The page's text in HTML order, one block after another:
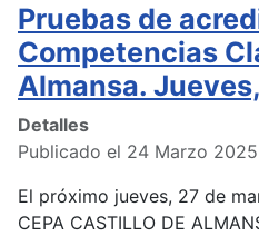
Pruebas de
Competencias
Almansa.
Detalles
Publicado el 24 Marzo 2025
El próximo jueves, 27 de
CEPA CASTILLO DE